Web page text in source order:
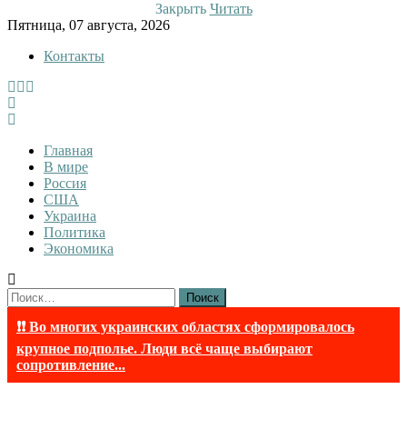
Закрыть Читать
Skip
content
Пятница, 07 августа, 2026
Контакты
InfoRuss
InfoRuss — Новости
Главная
В мире
Россия
США
Украина
Политика
Экономика
Найти:
❗❗ Во многих украинских областях сформировалось
крупное подполье. Люди всё чаще выбирают
сопротивление...